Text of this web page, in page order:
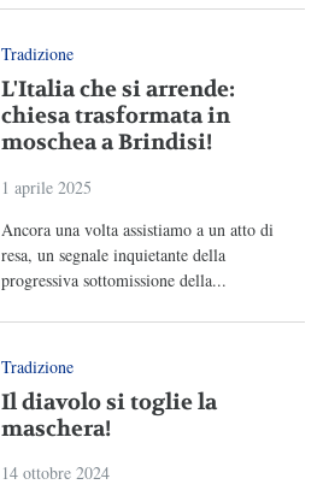
Tradizione
L'Italia che si arrende:
chiesa trasformata in
moschea a Brindisi!
1 aprile 2025
Ancora una volta assistiamo a un atto di
resa, un segnale inquietante della
progressiva sottomissione della...
Tradizione
Il diavolo si toglie la
maschera!
14 ottobre 2024